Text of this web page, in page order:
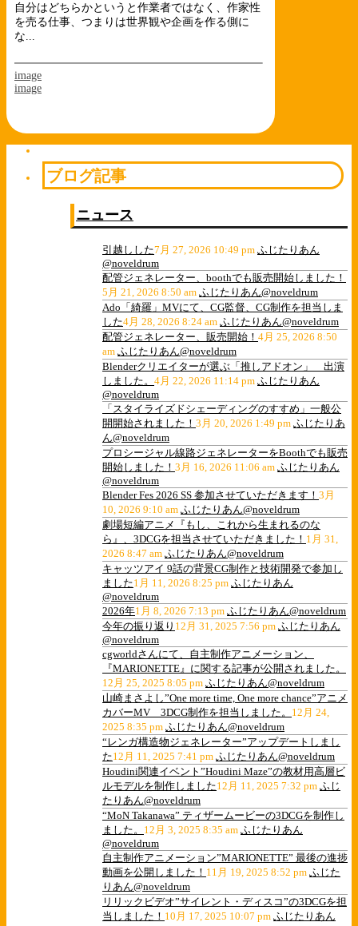
自分はどちらかというと作業者ではなく、作家性
を売る仕事、つまりは世界観や企画を作る側に
な...
image
image
ブログ記事
ニュース
引越しした7月 27, 2026 10:49 pm ふじたりあん
@noveldrum
配管ジェネレーター、boothでも販売開始しました！
5月 21, 2026 8:50 am ふじたりあん@noveldrum
Ado「綺羅」MVにて、CG監督、CG制作を担当しま
した4月 28, 2026 8:24 am ふじたりあん@noveldrum
配管ジェネレーター、販売開始！ 4月 25, 2026 8:50
am ふじたりあん@noveldrum
Blenderクリエイターが選ぶ「推しアドオン」 出演
しました。 4月 22, 2026 11:14 pm ふじたりあん
@noveldrum
「スタイライズドシェーディングのすすめ」一般公
開開始されました！ 3月 20, 2026 1:49 pm ふじたりあ
ん@noveldrum
プロシージャル線路ジェネレーターをBoothでも販売
開始しました！ 3月 16, 2026 11:06 am ふじたりあん
@noveldrum
Blender Fes 2026 SS 参加させていただきます！ 3月
10, 2026 9:10 am ふじたりあん@noveldrum
劇場短編アニメ『もし、これから生まれるのな
ら』、3DCGを担当させていただきました！ 1月 31,
2026 8:47 am ふじたりあん@noveldrum
キャッツアイ 9話の背景CG制作と技術開発で参加し
ました1月 11, 2026 8:25 pm ふじたりあん
@noveldrum
2026年1月 8, 2026 7:13 pm ふじたりあん@noveldrum
今年の振り返り 12月 31, 2025 7:56 pm ふじたりあん
@noveldrum
cgworldさんにて、自主制作アニメーション、
『MARIONETTE』に関する記事が公開されました。
12月 25, 2025 8:05 pm ふじたりあん@noveldrum
山崎まさよし”One more time, One more chance”アニメ
カバーMV 3DCG制作を担当しました。 12月 24,
2025 8:35 pm ふじたりあん@noveldrum
“レンガ構造物ジェネレーター”アップデートしまし
た12月 11, 2025 7:41 pm ふじたりあん@noveldrum
Houdini関連イベント”Houdini Maze”の教材用高層ビ
ルモデルを制作しました12月 11, 2025 7:32 pm ふじ
たりあん@noveldrum
“MoN Takanawa” ティザームービーの3DCGを制作し
ました。 12月 3, 2025 8:35 am ふじたりあん
@noveldrum
自主制作アニメーション”MARIONETTE” 最後の進捗
動画を公開しました！ 11月 19, 2025 8:52 pm ふじた
りあん@noveldrum
リリックビデオ”サイレント・ディスコ”の3DCGを担
当しました！ 10月 17, 2025 10:07 pm ふじたりあん